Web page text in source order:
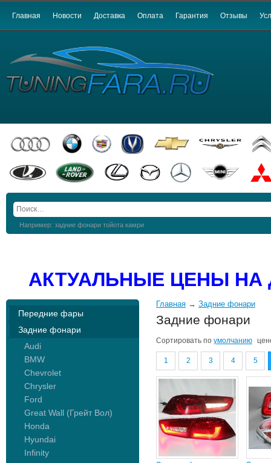
Главная Новости Доставка Оплата Гарантия Отзывы
Например: задние фонари тойота камри
АКТУАЛЬНЫЕ ЦЕНЫ
Передние фары
Задние фонари
Audi
BMW
Chevrolet
Chrysler
Ford
Great Wall (Грейт Вол)
Honda
Hyundai
Infinity
Главная → Задние фонари
Задние фонари
Сортировать по умолчанию
1 2 3 4 5